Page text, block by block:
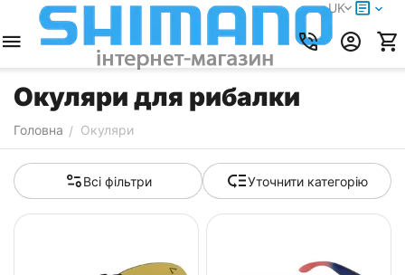
UK
Окуляри для рибалки
Головна / Окуляри
Всі фільтри Уточнити категорію